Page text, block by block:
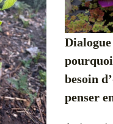
besoin
penser